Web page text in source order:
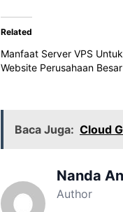
Related
Manfaat Server VPS Untuk
Website Perusahaan Besar
Baca Juga: Cloud
Nanda
Author